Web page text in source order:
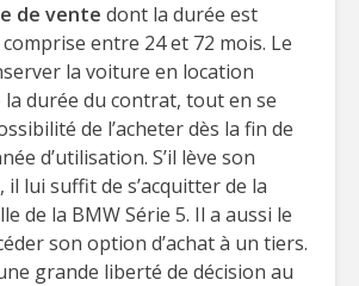
de vente dont la durée est
entre 24 et 72 mois. Le
la voiture en location
durée du contrat, tout en se
de l’acheter dès la fin de
d’utilisation. S’il lève son
il lui suffit de s’acquitter de la
de la BMW Série 5. Il a aussi le
son option d’achat à un tiers.
grande liberté de décision au